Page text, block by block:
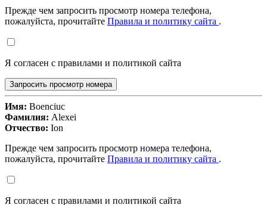
Прежде чем запросить просмотр номера телефона,
пожалуйста, прочитайте Правила и политику сайта .
Я согласен с правилами и политикой сайта
Запросить просмотр номера
Имя: Boenciuc
Фамилия: Alexei
Отчество: Ion
Прежде чем запросить просмотр номера телефона,
пожалуйста, прочитайте Правила и политику сайта .
Я согласен с правилами и политикой сайта